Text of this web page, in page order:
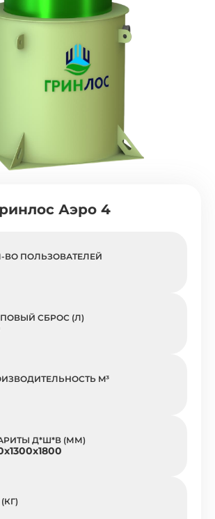
Аэро 4
ВО ПОЛЬЗОВАТЕЛЕЙ
СБРОС (Л)
M³
Д*Ш*В (ММ)